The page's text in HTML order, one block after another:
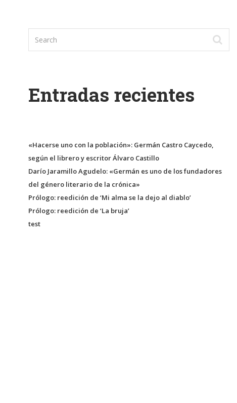
Entradas recientes
«Hacerse uno con la población»: Germán Castro Caycedo,
según el librero y escritor Álvaro Castillo
Darío Jaramillo Agudelo: «Germán es uno de los fundadores
del género literario de la crónica»
Prólogo: reedición de ‘Mi alma se la dejo al diablo’
Prólogo: reedición de ‘La bruja’
test